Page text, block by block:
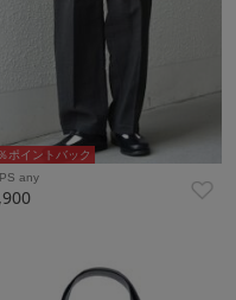
ポイントバック
any